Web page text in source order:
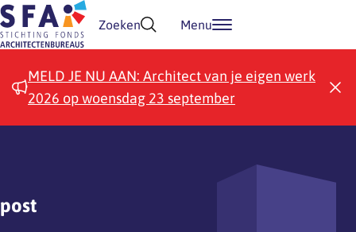
Doorgaan naar inhoud
Zoeken Menu
MELD JE NU AAN: Architect van je eigen werk
2026 op woensdag 23 september
post